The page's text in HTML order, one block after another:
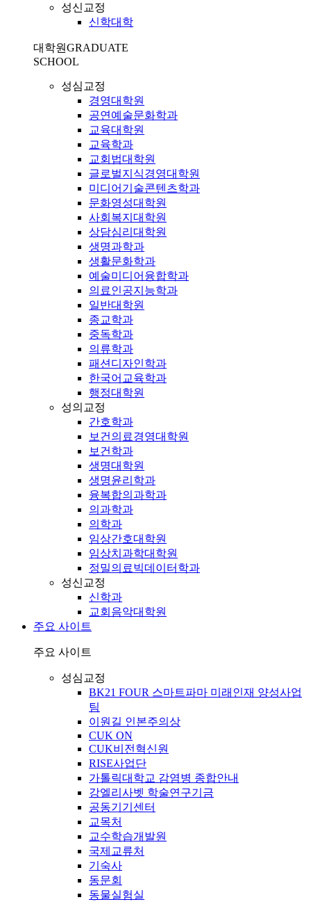
성신교정
신학대학
대학원GRADUATE
SCHOOL
성심교정
경영대학원
공연예술문화학과
교육대학원
교육학과
교회법대학원
글로벌지식경영대학원
미디어기술콘텐츠학과
문화영성대학원
사회복지대학원
상담심리대학원
생명과학과
생활문화학과
예술미디어융합학과
의료인공지능학과
일반대학원
종교학과
중독학과
의류학과
패션디자인학과
한국어교육학과
행정대학원
성의교정
간호학과
보건의료경영대학원
보건학과
생명대학원
생명윤리학과
융복합의과학과
의과학과
의학과
임상간호대학원
임상치과학대학원
정밀의료빅데이터학과
성신교정
신학과
교회음악대학원
주요 사이트
주요 사이트
성심교정
BK21 FOUR 스마트파마 미래인재 양성사업
팀
이원길 인본주의상
CUK ON
CUK비전혁신원
RISE사업단
가톨릭대학교 감염병 종합안내
강엘리사벳 학술연구기금
공동기기센터
교목처
교수학습개발원
국제교류처
기숙사
동문회
동물실험실